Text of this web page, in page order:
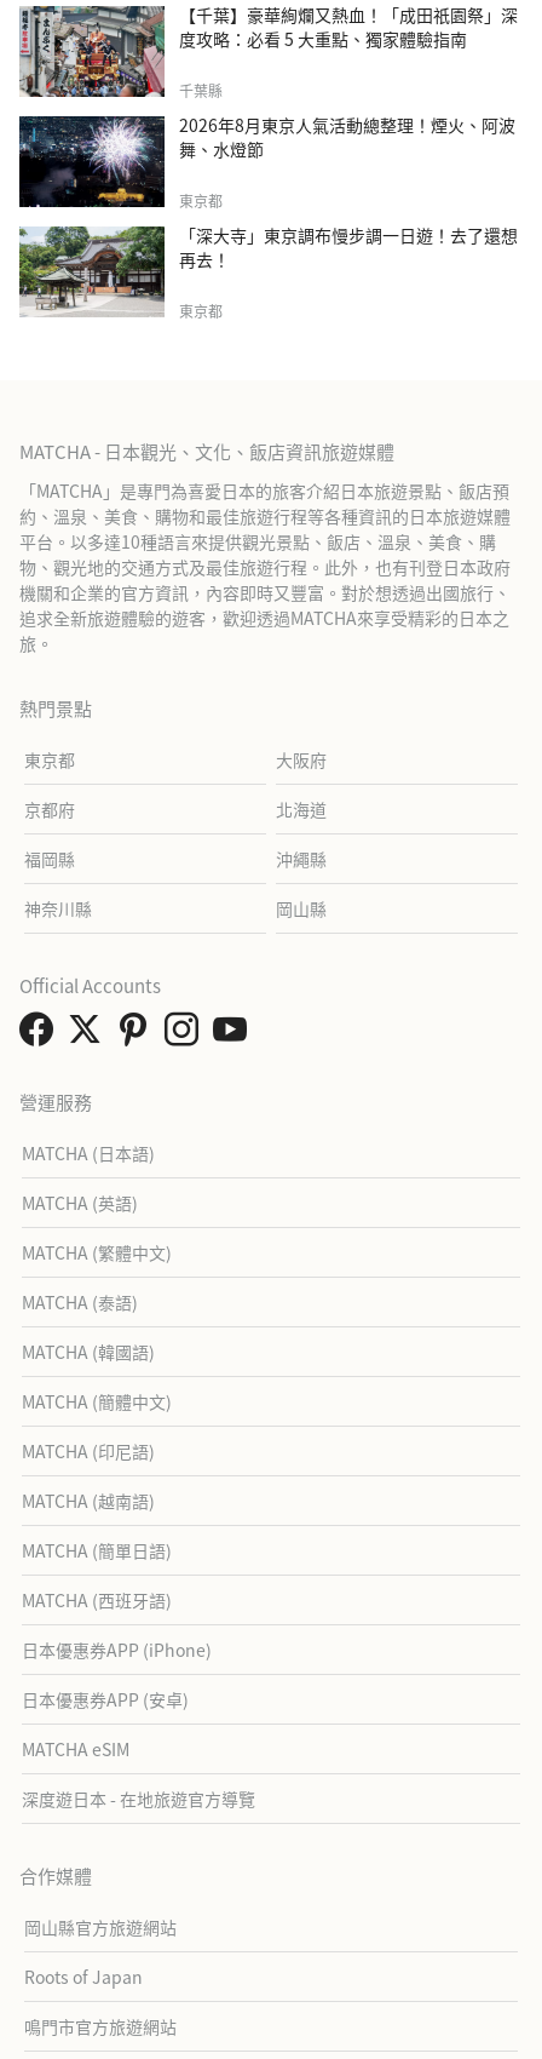
【千葉】豪華絢爛又熱血！「成田祇園祭」深
度攻略：必看 5 大重點、獨家體驗指南
千葉縣
2026年8月東京人氣活動總整理！煙火、阿波
舞、水燈節
東京都
「深大寺」東京調布慢步調一日遊！去了還想
再去！
東京都
MATCHA - 日本觀光、文化、飯店資訊旅遊媒體
「MATCHA」是專門為喜愛日本的旅客介紹日本旅遊景點、飯店預
約、溫泉、美食、購物和最佳旅遊行程等各種資訊的日本旅遊媒體
平台。以多達10種語言來提供觀光景點、飯店、溫泉、美食、購
物、觀光地的交通方式及最佳旅遊行程。此外，也有刊登日本政府
機關和企業的官方資訊，內容即時又豐富。對於想透過出國旅行、
追求全新旅遊體驗的遊客，歡迎透過MATCHA來享受精彩的日本之
旅。
熱門景點
東京都 大阪府
京都府 北海道
福岡縣 沖繩縣
神奈川縣 岡山縣
營運服務
MATCHA (日本語)
MATCHA (英語)
MATCHA (繁體中文)
MATCHA (泰語)
MATCHA (韓國語)
MATCHA (簡體中文)
MATCHA (印尼語)
MATCHA (越南語)
MATCHA (簡單日語)
MATCHA (西班牙語)
日本優惠券APP (iPhone)
日本優惠券APP (安卓)
MATCHA eSIM
深度遊日本 - 在地旅遊官方導覽
合作媒體
岡山縣官方旅遊網站
Roots of Japan
鳴門市官方旅遊網站
Official Accounts